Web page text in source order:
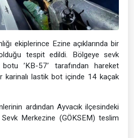
ekiplerince Ezine açıklarında bir
tespit edildi. Bölgeye sevk
’KB-57’ tarafından hareket
karinalı lastik bot içinde 14 kaçak
ardından Ayvacık ilçesindeki
Merkezine (GÖKSEM) teslim